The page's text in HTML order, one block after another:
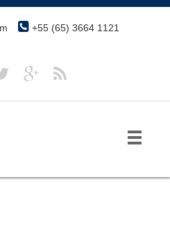
+55 (65) 3664 1121